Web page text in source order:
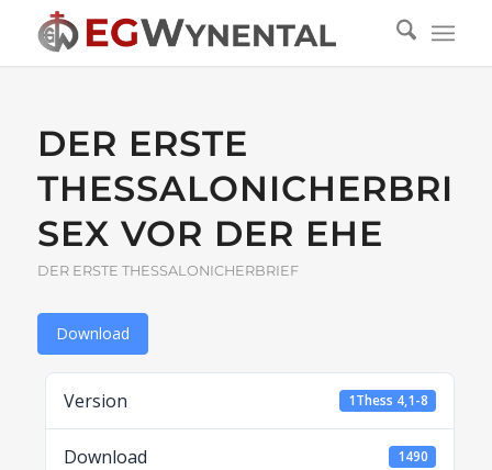
DER ERSTE
SEX VOR DER EHE
DER ERSTE THESSALONICHERBRIEF
Download
Version 1Thess 4,1-8
Download 1490